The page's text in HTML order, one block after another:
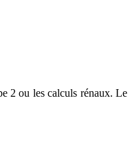
2 ou les calculs rénaux. Le